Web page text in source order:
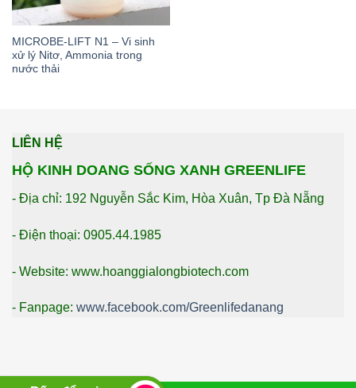
MICROBE-LIFT N1 – Vi sinh
xử lý Nitơ, Ammonia trong
nước thải
LIÊN HỆ
HỘ KINH DOANG SỐNG XANH GREENLIFE
- Địa chỉ: 192 Nguyễn Sắc Kim, Hòa Xuân, Tp Đà Nẵng
- Điện thoại: 0905.44.1985
- Website: www.hoanggialongbiotech.com
- Fanpage: www.facebook.com/Greenlifedanang